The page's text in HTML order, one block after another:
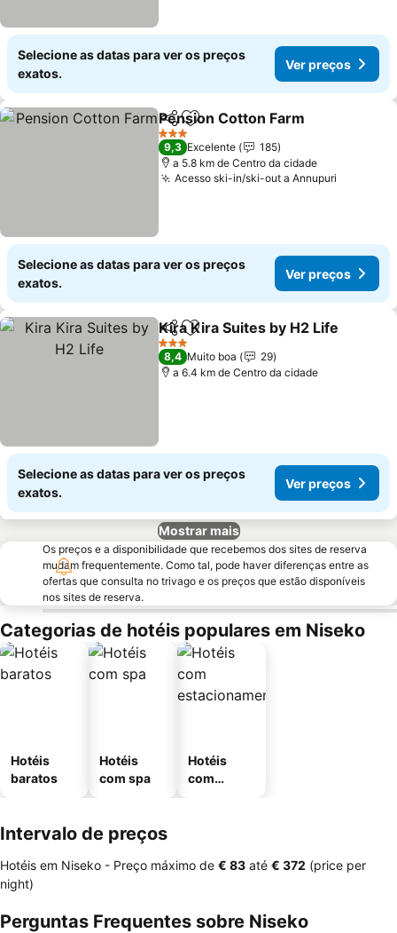
Selecione as datas para ver os preços
exatos.
Ver preços
PartilharAdicionar aos favoritos
Pension Cotton Farm
3 Estrelas
9,3 Excelente
185
a 5.8 km de Centro da cidade
Acesso ski-in/ski-out a Annupuri
Selecione as datas para ver os preços
exatos.
Ver preços
PartilharAdicionar aos favoritos
Kira Kira Suites by H2 Life
3 Estrelas
8,4 Muito boa
29
a 6.4 km de Centro da cidade
Selecione as datas para ver os preços
exatos.
Ver preços
Mostrar mais
Os preços e a disponibilidade que recebemos dos sites de reserva
mudam frequentemente. Como tal, pode haver diferenças entre as
ofertas que consulta no trivago e os preços que estão disponíveis
nos sites de reserva.
Categorias de hotéis populares em Niseko
Hotéis
baratos
Hotéis
com spa
Hotéis
com
Intervalo de preços
Hotéis em Niseko - Preço máximo de ‎€ 83 até ‎€ 372 (price per
night)
Perguntas Frequentes sobre Niseko